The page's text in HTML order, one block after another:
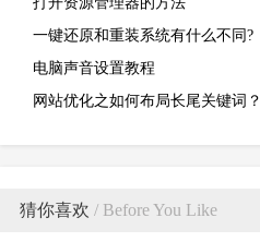
一键还原和重装系统有什么不同?
电脑声音设置教程
网站优化之如何布局长尾关键词？
猜你喜欢 / Before You Like